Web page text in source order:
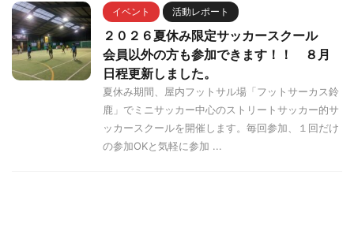
イベント 活動レポート
２０２６夏休み限定サッカースクール
会員以外の方も参加できます！！ ８月
日程更新しました。
夏休み期間、屋内フットサル場「フットサーカス鈴
鹿」でミニサッカー中心のストリートサッカー的サ
ッカースクールを開催します。毎回参加、１回だけ
の参加OKと気軽に参加 ...